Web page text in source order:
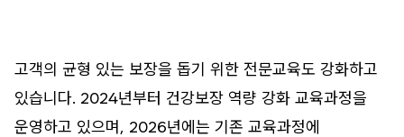
고객의 균형 있는 보장을 돕기 위한 전문교육도 강화하고
있습니다. 2024년부터 건강보장 역량 강화 교육과정을
운영하고 있으며, 2026년에는 기존 교육과정에